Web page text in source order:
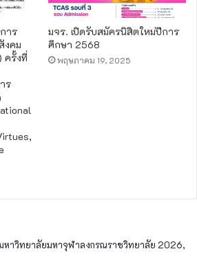
าร
งคม
ครั้งที่
ร
มจร. เปิดรับสมัครนิสิตใหม่ปีการ
ศึกษา 2568
พฤษภาคม 19, 2025
หาวิทยาลัยมหาจุฬาลงกรณราชวิทยาลัย 2026,